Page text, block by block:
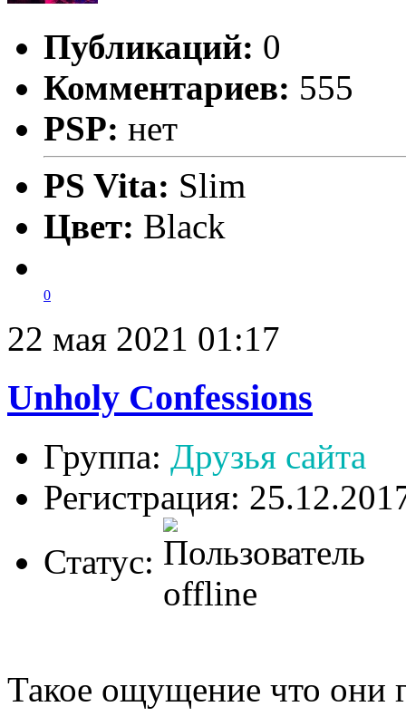
Публикаций: 0
Комментариев: 555
PSP: нет
PS Vita: Slim
Цвет: Black
0
22 мая 2021 01:17
Unholy Confessions
Группа: Друзья сайта
Регистрация:
Статус:
Такое ощущение что они